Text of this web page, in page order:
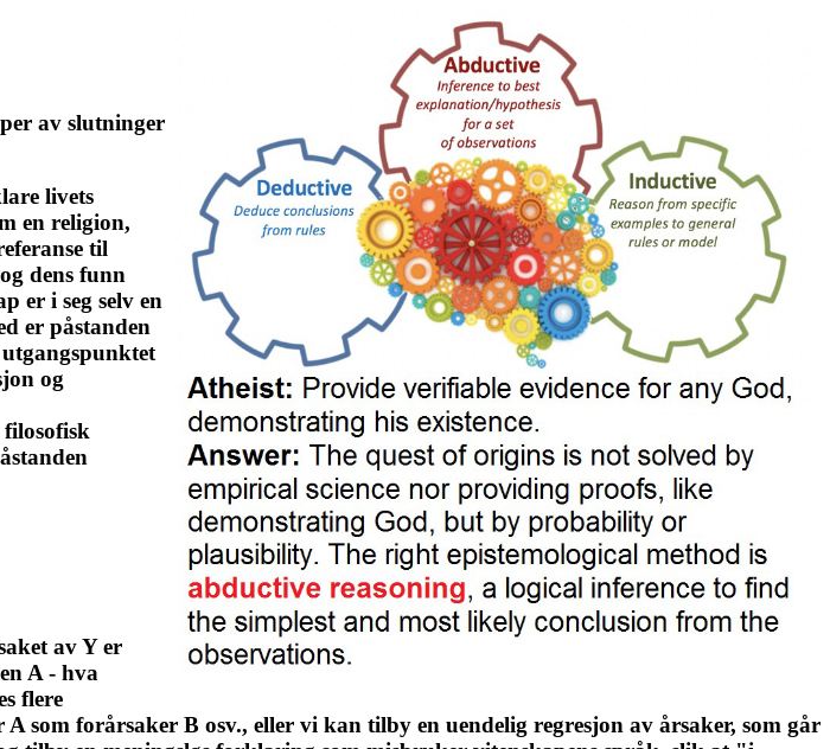
av slutninger
livets
en religion,
til
dens funn
er i seg selv en
er påstanden
utgangspunktet
og
filosofisk
av Y er
A - hva
flere
forårsaker B osv., eller vi kan tilby en uendelig regresjon av årsaker, som går